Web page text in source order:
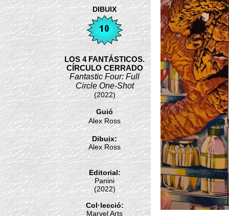
DIBUIX
LOS 4 FANTÁSTICOS.
CÍRCULO CERRADO
Fantastic Four: Full
Circle One-Shot
(2022)
Guió
Alex Ross
Dibuix:
Alex Ross
Editorial:
Panini
(2022)
Col·lecció:
Marvel Arts